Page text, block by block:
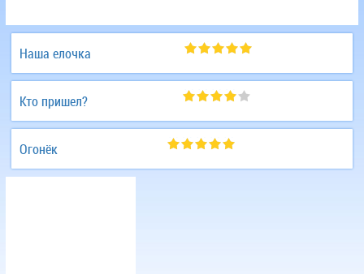
Наша елочка
Кто пришел?
Огонёк